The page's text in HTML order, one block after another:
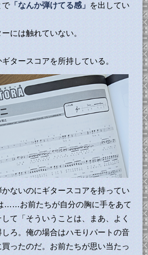
で「なんか弾けてる感」 を出してい
には触れていない。
タースコアを所持している。
ないのにギタースコアを持ってい
……お前たちが自分の胸に手をあて
て「そういうことは、まあ、よく
ろ。俺の場合はハモりパートの音
ったのだ。お前たちが思い当たっ